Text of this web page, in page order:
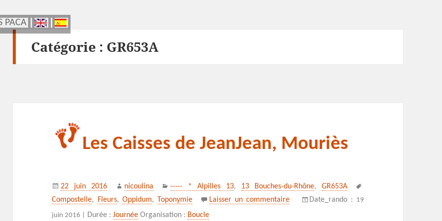
PACA
PACA
Catégorie : GR653A
Les Caisses de JeanJean, Mouriès
Publié
le
22 juin 2016 Auteur
nicoulina Catégories
----- * Alpilles 13, 13 Bouches-du-Rhône, GR653A
Compostelle, Fleurs, Oppidum, Toponymie Laisser un commentaire sur Les Caisses de JeanJean, Mouriès
Date_rando : 19
juin 2016 | Durée :Journée Organisation : Boucle